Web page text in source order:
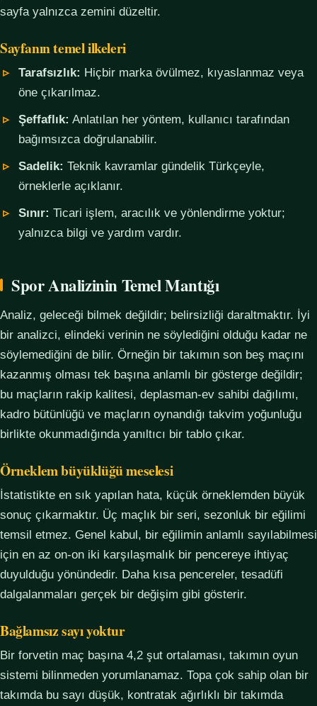
sayfa yalnızca zemini düzeltir.
Sayfanın temel ilkeleri
Tarafsızlık: Hiçbir marka övülmez, kıyaslanmaz veya
öne çıkarılmaz.
Şeffaflık: Anlatılan her yöntem, kullanıcı tarafından
bağımsızca doğrulanabilir.
Sadelik: Teknik kavramlar gündelik Türkçeyle,
örneklerle açıklanır.
Sınır: Ticari işlem, aracılık ve yönlendirme yoktur;
yalnızca bilgi ve yardım vardır.
Spor Analizinin Temel Mantığı
Analiz, geleceği bilmek değildir; belirsizliği daraltmaktır. İyi
bir analizci, elindeki verinin ne söylediğini olduğu kadar ne
söylemediğini de bilir. Örneğin bir takımın son beş maçını
kazanmış olması tek başına anlamlı bir gösterge değildir;
bu maçların rakip kalitesi, deplasman-ev sahibi dağılımı,
kadro bütünlüğü ve maçların oynandığı takvim yoğunluğu
birlikte okunmadığında yanıltıcı bir tablo çıkar.
Örneklem büyüklüğü meselesi
İstatistikte en sık yapılan hata, küçük örneklemden büyük
sonuç çıkarmaktır. Üç maçlık bir seri, sezonluk bir eğilimi
temsil etmez. Genel kabul, bir eğilimin anlamlı sayılabilmesi
için en az on-on iki karşılaşmalık bir pencereye ihtiyaç
duyulduğu yönündedir. Daha kısa pencereler, tesadüfi
dalgalanmaları gerçek bir değişim gibi gösterir.
Bağlamsız sayı yoktur
Bir forvetin maç başına 4,2 şut ortalaması, takımın oyun
sistemi bilinmeden yorumlanamaz. Topa çok sahip olan bir
takımda bu sayı düşük, kontratak ağırlıklı bir takımda